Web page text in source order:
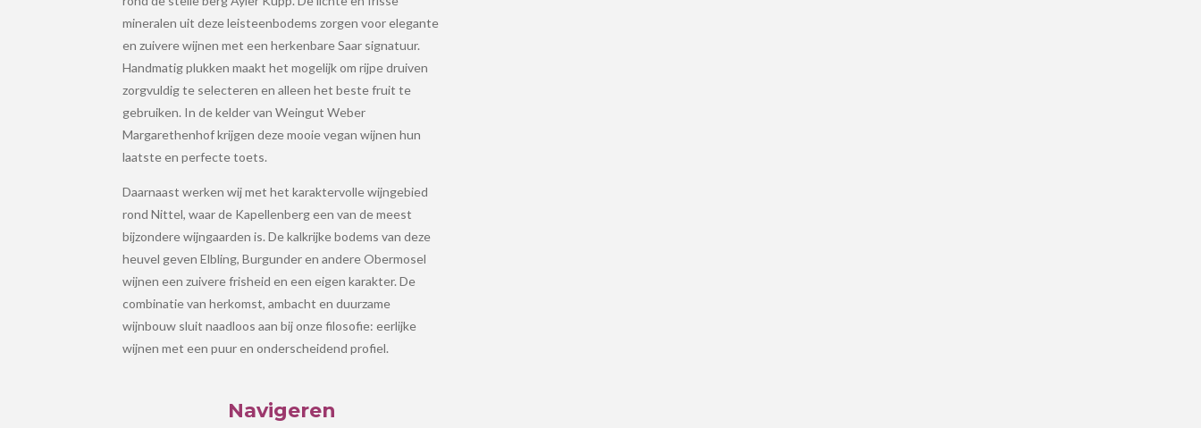
mineralen uit deze leisteenbodems zorgen voor elegante
en zuivere wijnen met een herkenbare Saar signatuur.
Handmatig plukken maakt het mogelijk om rijpe druiven
zorgvuldig te selecteren en alleen het beste fruit te
gebruiken. In de kelder van Weingut Weber
Margarethenhof krijgen deze mooie vegan wijnen hun
laatste en perfecte toets.
Daarnaast werken wij met het karaktervolle wijngebied
rond Nittel, waar de Kapellenberg een van de meest
bijzondere wijngaarden is. De kalkrijke bodems van deze
heuvel geven Elbling, Burgunder en andere Obermosel
wijnen een zuivere frisheid en een eigen karakter. De
combinatie van herkomst, ambacht en duurzame
wijnbouw sluit naadloos aan bij onze filosofie: eerlijke
wijnen met een puur en onderscheidend profiel.
Navigeren